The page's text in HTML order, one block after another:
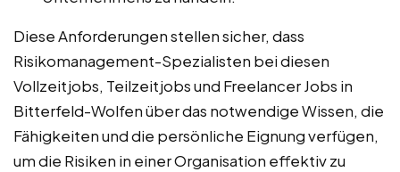
Diese Anforderungen stellen sicher, dass
Risikomanagement-Spezialisten bei diesen
Vollzeitjobs, Teilzeitjobs und Freelancer Jobs in
Bitterfeld-Wolfen über das notwendige Wissen, die
Fähigkeiten und die persönliche Eignung verfügen,
um die Risiken in einer Organisation effektiv zu